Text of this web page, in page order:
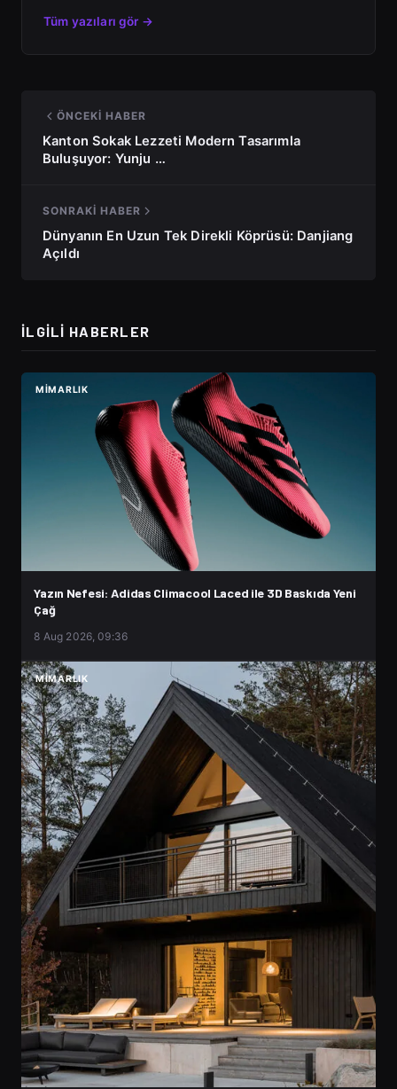
Tüm yazıları gör →
ÖNCEKI HABER
Kanton Sokak Lezzeti Modern Tasarımla
Buluşuyor: Yunju …
SONRAKI HABER
Dünyanın En Uzun Tek Direkli Köprüsü: Danjiang
Açıldı
İLGILI HABERLER
MIMARLIK
Yazın Nefesi: Adidas Climacool Laced ile 3D Baskıda Yeni
Çağ
8 Aug 2026, 09:36
MIMARLIK